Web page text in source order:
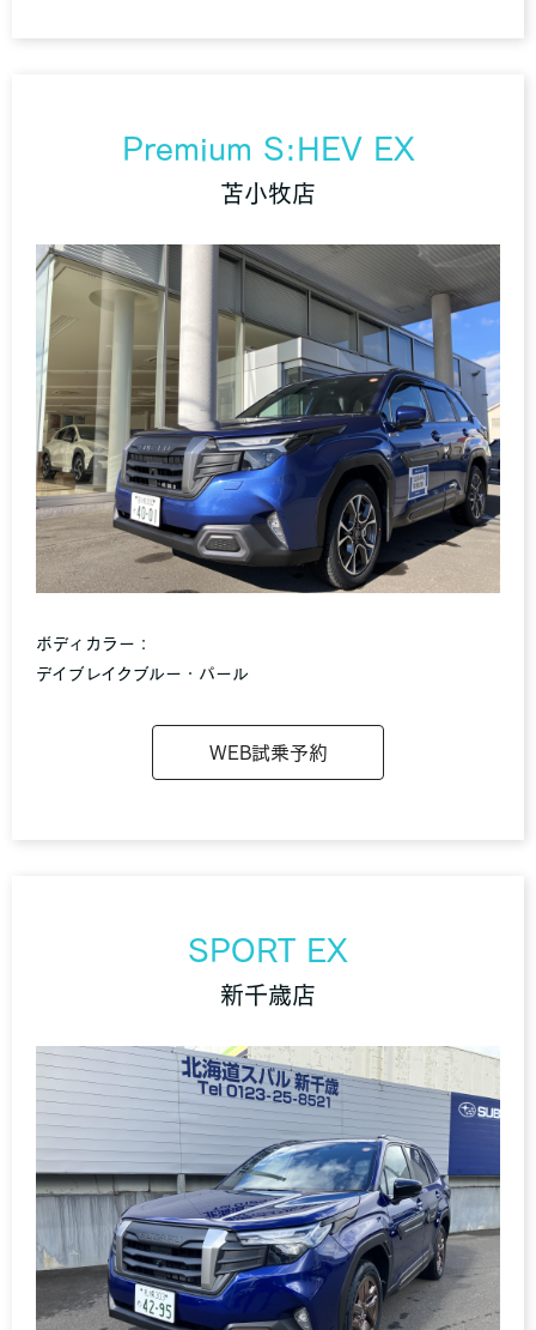
Premium S:HEV EX
苫小牧店
ボディカラー：
デイブレイクブルー・パール
WEB試乗予約
SPORT EX
新千歳店